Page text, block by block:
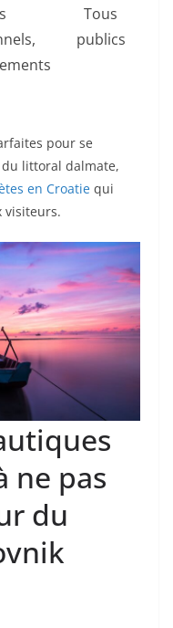
Tous
publics
pour se
littoral dalmate,
en Croatie qui
visiteurs.
ne pas
du